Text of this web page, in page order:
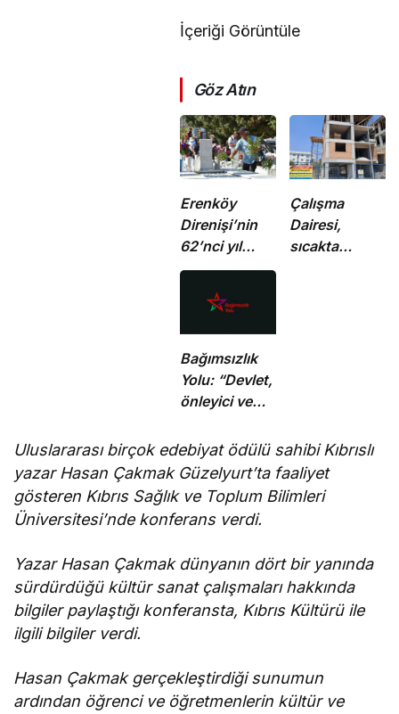
İçeriği Görüntüle
Göz Atın
Erenköy
Direnişi’nin
62’nci yıl
dönümünde
şehitler
törenle anıldı
Çalışma
Dairesi,
sıcakta
Bağımsızlık
Yolu: “Devlet,
önleyici ve
sorumluluklarını
yerine
getirmeli”
Uluslararası birçok edebiyat ödülü sahibi Kıbrıslı
yazar Hasan Çakmak Güzelyurt’ta faaliyet
gösteren Kıbrıs Sağlık ve Toplum Bilimleri
Üniversitesi’nde konferans verdi.
Yazar Hasan Çakmak dünyanın dört bir yanında
sürdürdüğü kültür sanat çalışmaları hakkında
bilgiler paylaştığı konferansta, Kıbrıs Kültürü ile
ilgili bilgiler verdi.
Hasan Çakmak gerçekleştirdiği sunumun
ardından öğrenci ve öğretmenlerin kültür ve